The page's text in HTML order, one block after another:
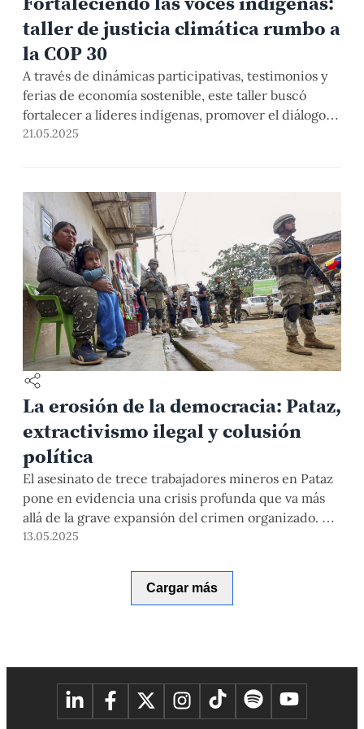
taller de justicia climática rumbo a
la COP 30
A través de dinámicas participativas, testimonios y
ferias de economía sostenible, este taller buscó
fortalecer a líderes indígenas, promover el diálogo
intercultural y sentar las bases para que sus saberes
noviembre de este año. El taller se dividió en tres
bloques temáticos, los cuales se dividieron en
territorios seguros, economías y conocimiento
indígena, e incidencia y participación.
21.05.2025
La erosión de la democracia: Pataz,
extractivismo ilegal y colusión
política
El asesinato de trece trabajadores mineros en Pataz
pone en evidencia una crisis profunda que va más
allá de la grave expansión del crimen organizado. Si
bien las bandas criminales actúan sin freno estos
hecho aislado es insuficiente. Este crimen es parte
de un entramado donde […]
13.05.2025
Cargar más